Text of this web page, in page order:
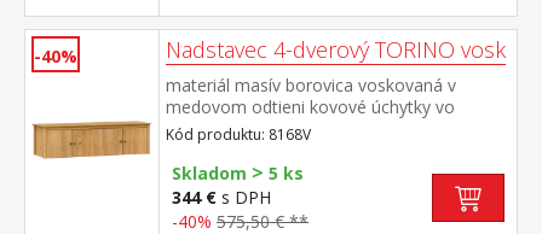
-40% Nadstavec 4-dverový TORINO vosk
materiál masív borovica voskovaná v
medovom odtieni kovové úchytky vo
farebnom prevedení černená
mosadz nadstavec pre skriňu 8068V
Kód produktu: 8168V
Skladom > 5 ks
344 € s DPH
-40% 575,50 € **